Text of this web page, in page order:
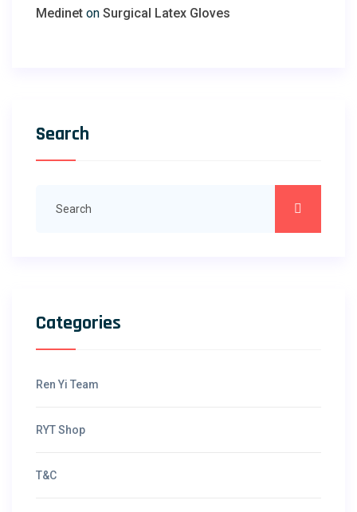
Medinet on Surgical Latex Gloves
Search
Categories
Ren Yi Team
RYT Shop
T&C